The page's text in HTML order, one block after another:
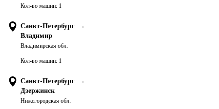
Кол-во машин: 1
Санкт-Петербург
→
Владимир
Владимирская обл.
Кол-во машин: 1
Санкт-Петербург
→
Дзержинск
Нижегородская обл.